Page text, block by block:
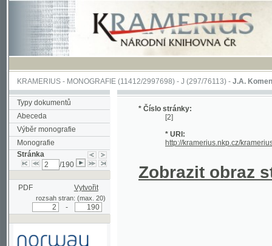
KRAMERIUS-MONOGRAFIE(11412/2997698) -J (297/76113)-J.A. Komenského
Typy dokumentů
Abeceda
Výběr monografie
Monografie
Stránka
/190
PDF Vytvořit
rozsah stran: (max. 20)
* Číslo stránky:
[2]
* URI:
http://kramerius.nkp.cz/kramerius/